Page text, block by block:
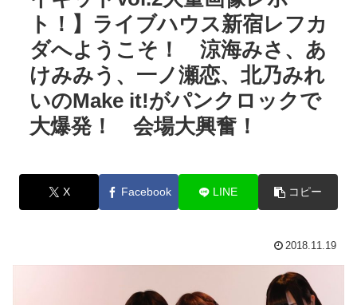
ト！】ライブハウス新宿レフカ
ダへようこそ！ 涼海みさ、あ
けみみう、一ノ瀬恋、北乃みれ
いのMake it!がパンクロックで
大爆発！ 会場大興奮！
X Facebook LINE コピー
2018.11.19